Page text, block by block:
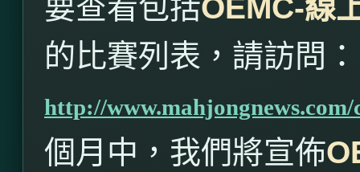
要查看包括OEMC-線
的比賽列表，請訪問：
http://
個月中，我們將宣佈